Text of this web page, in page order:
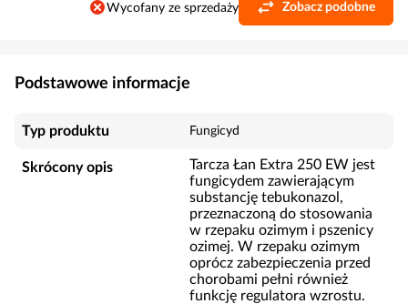
Wycofany ze sprzedaży Zobacz podobne
Podstawowe informacje
Typ produktu Fungicyd
Skrócony opis
Tarcza Łan Extra 250 EW jest
fungicydem zawierającym
substancję tebukonazol,
przeznaczoną do stosowania
w rzepaku ozimym i pszenicy
ozimej. W rzepaku ozimym
oprócz zabezpieczenia przed
chorobami pełni również
funkcję regulatora wzrostu.